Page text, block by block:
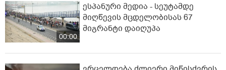
00:00
ესპანური მედია - სეუტამდე
მიღწევის მცდელობისას 67
მიგრანტი დაიღუპა